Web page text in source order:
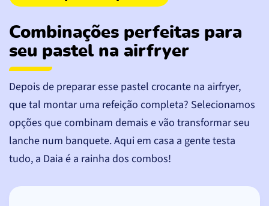
Combinações perfeitas para
seu pastel na airfryer
Depois de preparar esse pastel crocante na airfryer,
que tal montar uma refeição completa? Selecionamos
opções que combinam demais e vão transformar seu
lanche num banquete. Aqui em casa a gente testa
tudo, a Daia é a rainha dos combos!